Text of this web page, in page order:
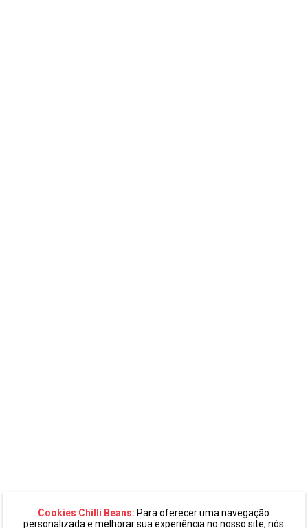
Cookies Chilli Beans: Para oferecer uma navegação
personalizada e melhorar sua experiência no nosso site, nós